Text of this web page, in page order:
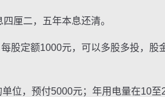
厘二，五年本息还清。
定额1000元，可以多股多投，股
，预付5000元；年用电量在10至